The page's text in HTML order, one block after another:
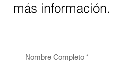
más información.
Nombre Completo *